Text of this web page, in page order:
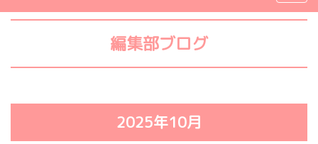
編集部ブログ
2025年10月